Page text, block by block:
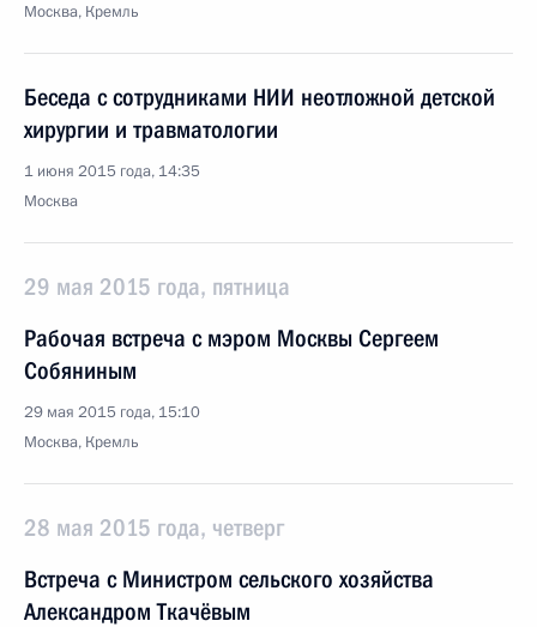
Москва, Кремль
Беседа с сотрудниками НИИ неотложной детской
хирургии и травматологии
1 июня 2015 года, 14:35
Москва
29 мая 2015 года, пятница
Рабочая встреча с мэром Москвы Сергеем
Собяниным
29 мая 2015 года, 15:10
Москва, Кремль
28 мая 2015 года, четверг
Встреча с Министром сельского хозяйства
Александром Ткачёвым